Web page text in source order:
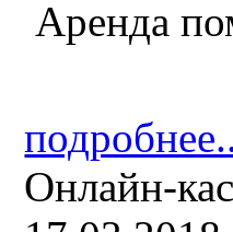
Аренда
Онлайн-